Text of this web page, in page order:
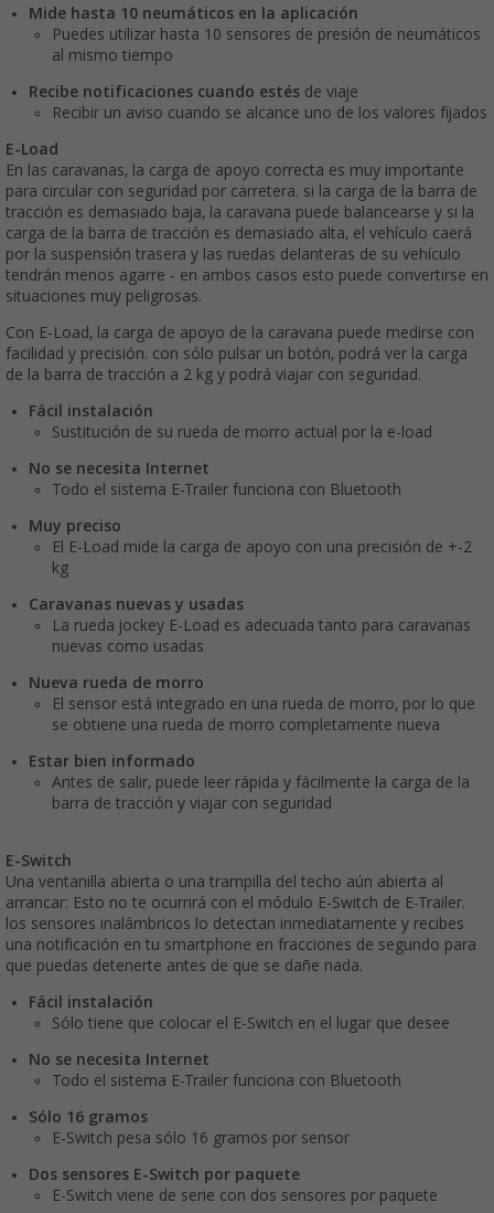
Mide hasta 10 neumáticos en la aplicación
Puedes utilizar hasta 10 sensores de presión de neumáticos
al mismo tiempo
Recibe notificaciones cuando estés de viaje
Recibir un aviso cuando se alcance uno de los valores fijados
E-Load
En las caravanas, la carga de apoyo correcta es muy importante
para circular con seguridad por carretera. si la carga de la barra de
tracción es demasiado baja, la caravana puede balancearse y si la
carga de la barra de tracción es demasiado alta, el vehículo caerá
por la suspensión trasera y las ruedas delanteras de su vehículo
tendrán menos agarre - en ambos casos esto puede convertirse en
situaciones muy peligrosas.
Con E-Load, la carga de apoyo de la caravana puede medirse con
facilidad y precisión. con sólo pulsar un botón, podrá ver la carga
de la barra de tracción a 2 kg y podrá viajar con seguridad.
Fácil instalación
Sustitución de su rueda de morro actual por la e-load
No se necesita Internet
Todo el sistema E-Trailer funciona con Bluetooth
Muy preciso
El E-Load mide la carga de apoyo con una precisión de +-2
kg
Caravanas nuevas y usadas
La rueda jockey E-Load es adecuada tanto para caravanas
nuevas como usadas
Nueva rueda de morro
El sensor está integrado en una rueda de morro, por lo que
se obtiene una rueda de morro completamente nueva
Estar bien informado
Antes de salir, puede leer rápida y fácilmente la carga de la
barra de tracción y viajar con seguridad
E-Switch
Una ventanilla abierta o una trampilla del techo aún abierta al
arrancar: Esto no te ocurrirá con el módulo E-Switch de E-Trailer.
los sensores inalámbricos lo detectan inmediatamente y recibes
una notificación en tu smartphone en fracciones de segundo para
que puedas detenerte antes de que se dañe nada.
Fácil instalación
Sólo tiene que colocar el E-Switch en el lugar que desee
No se necesita Internet
Todo el sistema E-Trailer funciona con Bluetooth
Sólo 16 gramos
E-Switch pesa sólo 16 gramos por sensor
Dos sensores E-Switch por paquete
E-Switch viene de serie con dos sensores por paquete